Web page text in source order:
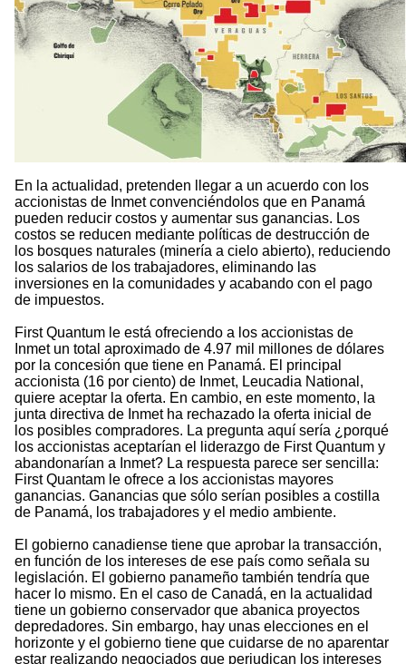
En la actualidad, pretenden llegar a un acuerdo con los
accionistas de Inmet convenciéndolos que en Panamá
pueden reducir costos y aumentar sus ganancias. Los
costos se reducen mediante políticas de destrucción de
los bosques naturales (minería a cielo abierto), reduciendo
los salarios de los trabajadores, eliminando las
inversiones en la comunidades y acabando con el pago
de impuestos.
First Quantum le está ofreciendo a los accionistas de
Inmet un total aproximado de 4.97 mil millones de dólares
por la concesión que tiene en Panamá. El principal
accionista (16 por ciento) de Inmet, Leucadia National,
quiere aceptar la oferta. En cambio, en este momento, la
junta directiva de Inmet ha rechazado la oferta inicial de
los posibles compradores. La pregunta aquí sería ¿porqué
los accionistas aceptarían el liderazgo de First Quantum y
abandonarían a Inmet? La respuesta parece ser sencilla:
First Quantam le ofrece a los accionistas mayores
ganancias. Ganancias que sólo serían posibles a costilla
de Panamá, los trabajadores y el medio ambiente.
El gobierno canadiense tiene que aprobar la transacción,
en función de los intereses de ese país como señala su
legislación. El gobierno panameño también tendría que
hacer lo mismo. En el caso de Canadá, en la actualidad
tiene un gobierno conservador que abanica proyectos
depredadores. Sin embargo, hay unas elecciones en el
horizonte y el gobierno tiene que cuidarse de no aparentar
estar realizando negociados que perjudican los intereses